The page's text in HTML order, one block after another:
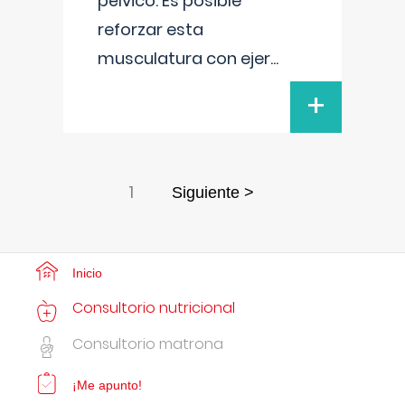
reforzar esta
musculatura con ejer...
+
1 Siguiente >
Inicio
Consultorio nutricional
Consultorio matrona
¡Me apunto!